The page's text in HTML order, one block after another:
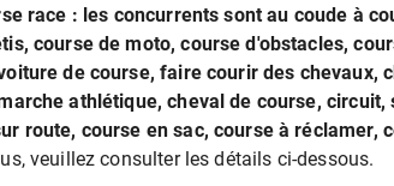
race : les concurrents sont au coude à
course de moto, course d'obstacles,
de course, faire courir des chevaux,
athlétique, cheval de course,
route, course en sac, course à réclamer,
veuillez consulter les détails ci-dessous.